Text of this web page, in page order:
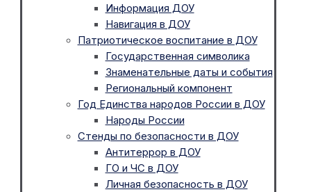
Информация ДОУ
Навигация в ДОУ
Патриотическое воспитание в ДОУ
Государственная символика
Знаменательные даты и события
Региональный компонент
Год Единства народов России в ДОУ
Народы России
Стенды по безопасности в ДОУ
Антитеррор в ДОУ
ГО и ЧС в ДОУ
Личная безопасность в ДОУ